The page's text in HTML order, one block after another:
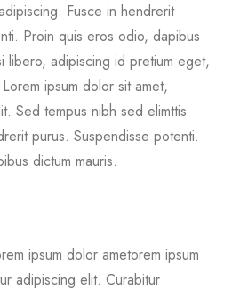
Fusce in hendrerit
Proin quis eros odio, dapibus
libero, adipiscing id pretium eget,
ipsum dolor sit amet,
Sed tempus nibh sed elimttis
purus. Suspendisse potenti.
dictum mauris.
ipsum dolor ametorem ipsum
adipiscing elit. Curabitur